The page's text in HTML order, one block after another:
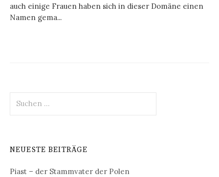
auch einige Frauen haben sich in dieser Domäne einen
Namen gema...
nach:
NEUESTE BEITRÄGE
Piast – der Stammvater der Polen